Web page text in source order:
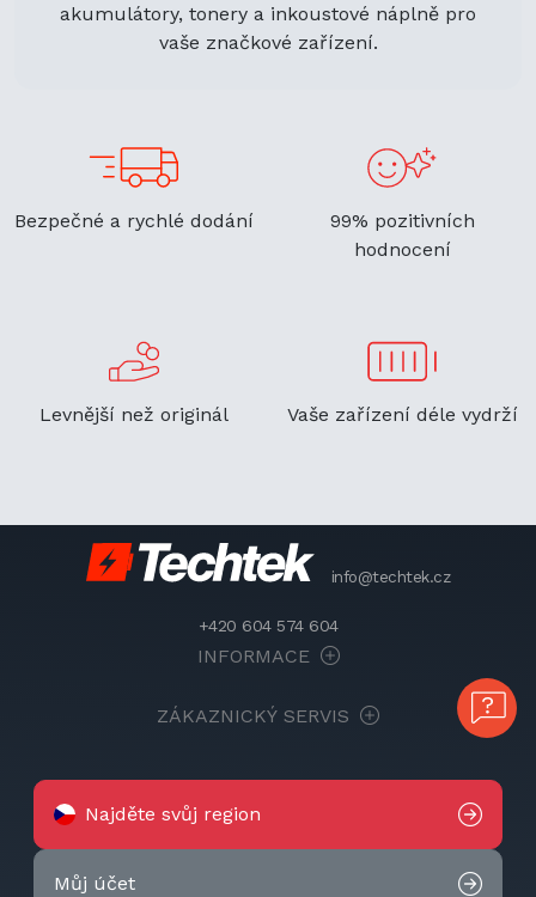
akumulátory, tonery a inkoustové náplně pro
vaše značkové zařízení.
Bezpečné a rychlé dodání
99% pozitivních
hodnocení
Levnější než originál Vaše zařízení déle vydrží
info@techtek.cz
+420 604 574 604
INFORMACE
ZÁKAZNICKÝ SERVIS
Najděte svůj region
Můj účet